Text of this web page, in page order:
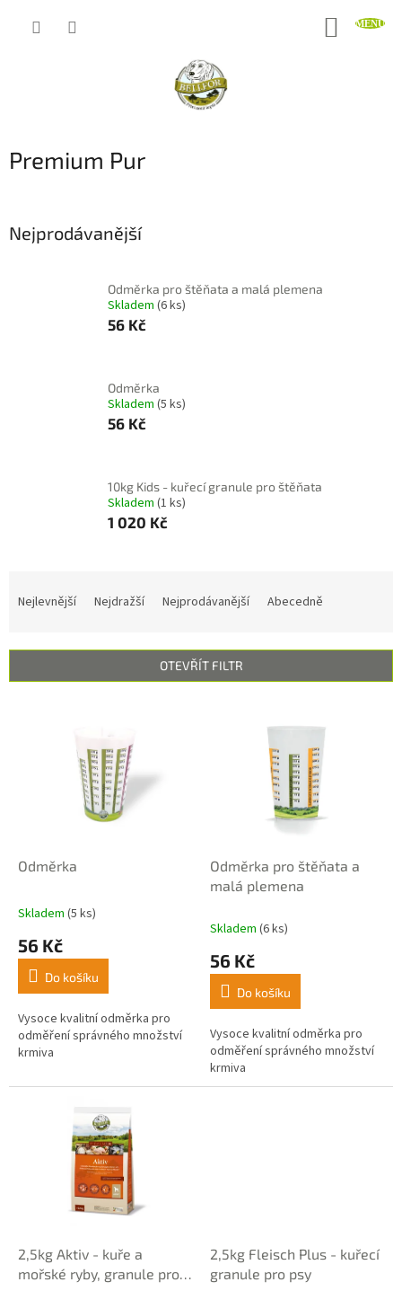
Premium Pur
Nejprodávanější
Odměrka pro štěňata a malá plemena
Skladem (6 ks)
56 Kč
Odměrka
Skladem (5 ks)
56 Kč
10kg Kids - kuřecí granule pro štěňata
Skladem (1 ks)
1 020 Kč
í
Nejlevnější Nejdražší Nejprodávanější Abecedně
OTEVŘÍT FILTR
Odměrka
Průměrné
produktu
4,5
5
hvězdiček.
Skladem (5 ks)
56 Kč
Do košíku
Vysoce kvalitní odměrka pro
odměření správného množství
krmiva
Odměrka pro štěňata a
malá plemena
Skladem (6 ks)
56 Kč
Do košíku
Vysoce kvalitní odměrka pro
odměření správného množství
krmiva
2,5kg Aktiv - kuře a
mořské ryby, granule pro
2,5kg Fleisch Plus - kuřecí
granule pro psy